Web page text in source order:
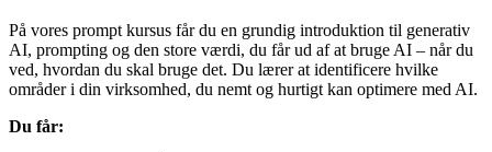
På vores prompt kursus får du en grundig introduktion til generativ
AI, prompting og den store værdi, du får ud af at bruge AI – når du
ved, hvordan du skal bruge det. Du lærer at identificere hvilke
områder i din virksomhed, du nemt og hurtigt kan optimere med AI.
Du får: